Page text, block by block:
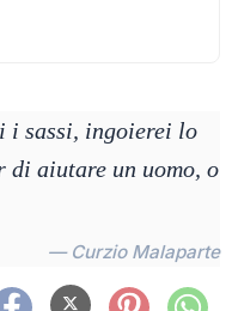
i sassi, ingoierei lo
di aiutare un uomo, o
— Curzio Malaparte